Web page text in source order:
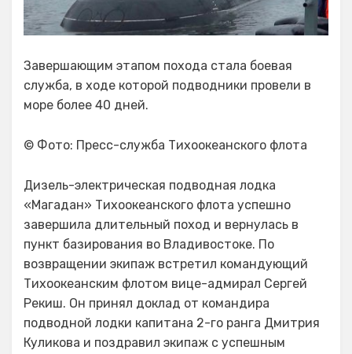
Завершающим этапом похода стала боевая
служба, в ходе которой подводники провели в
море более 40 дней.
© Фото: Пресс-служба Тихоокеанского флота
Дизель-электрическая подводная лодка
«Магадан» Тихоокеанского флота успешно
завершила длительный поход и вернулась в
пункт базирования во Владивостоке. По
возвращении экипаж встретил командующий
Тихоокеанским флотом вице-адмирал Сергей
Рекиш. Он принял доклад от командира
подводной лодки капитана 2-го ранга Дмитрия
Куликова и поздравил экипаж с успешным